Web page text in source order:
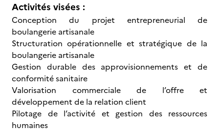
Activités visées :
Conception du projet entrepreneurial de
boulangerie artisanale
Structuration opérationnelle et stratégique de la
boulangerie artisanale
Gestion durable des approvisionnements et de
conformité sanitaire
Valorisation commerciale de l’offre et
développement de la relation client
Pilotage de l’activité et gestion des ressources
humaines